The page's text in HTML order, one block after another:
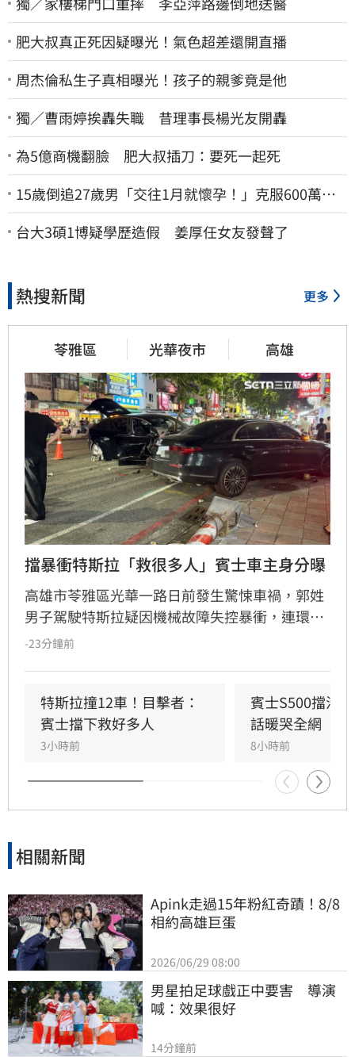
肥大叔真正死因疑曝光！氣色超差還開直播
周杰倫私生子真相曝光！孩子的親爹竟是他
獨／曹雨婷挨轟失職 昔理事長楊光友開轟
為5億商機翻臉 肥大叔插刀：要死一起死
15歲倒追27歲男「交往1月就懷孕！」克服600萬債
務 36歲美魔女當阿嬤了
台大3碩1博疑學歷造假 姜厚任女友發聲了
熱搜新聞 更多
苓雅區 光華夜市 高雄
擋暴衝特斯拉「救很多人」賓士車主身分曝
高雄市苓雅區光華一路日前發生驚悚車禍，郭姓
男子駕駛特斯拉疑因機械故障失控暴衝，連環撞
擊12輛汽機車及單車，所幸僅造成3人輕傷。肇
光，竟是擁有1.4萬粉絲的網紅「超級土豆粉」，
同時也是嘉義知名甜甜圈店老闆。
-23分鐘前
特斯拉撞12車！目擊者：
賓士擋下救好多人
3小時前
賓士S500擋浩
話暖哭全網
8小時前
相關新聞
Apink走過15年粉紅奇蹟！8/8
相約高雄巨蛋
2026/06/29 08:00
男星拍足球戲正中要害　導演
喊：效果很好
14分鐘前